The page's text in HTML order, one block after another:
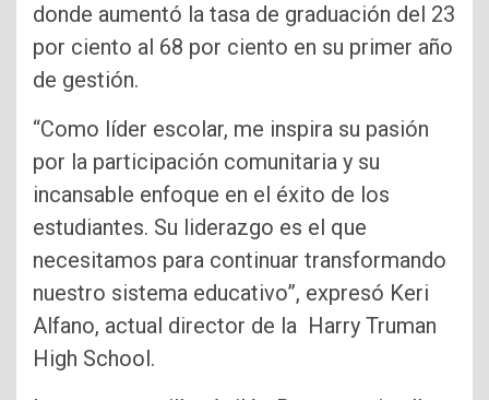
donde aumentó la tasa de graduación del 23
por ciento al 68 por ciento en su primer año
de gestión.
“Como líder escolar, me inspira su pasión
por la participación comunitaria y su
incansable enfoque en el éxito de los
estudiantes. Su liderazgo es el que
necesitamos para continuar transformando
nuestro sistema educativo”, expresó Keri
Alfano, actual director de la Harry Truman
High School.